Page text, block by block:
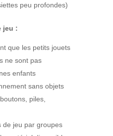
peu profondes)
jeu :
que les petits jouets
ne sont pas
enfants
sans objets
piles,
de jeu par groupes